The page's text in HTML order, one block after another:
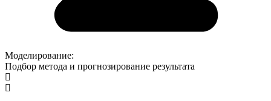
Моделирование:
Подбор метода и прогнозирование результата